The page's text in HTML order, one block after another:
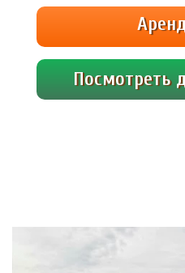
удобным выездом на
находится в
Посмотреть